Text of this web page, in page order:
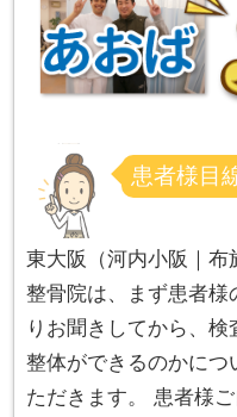
患者様目
東大阪（河内小阪｜布
整骨院は、まず患者様
りお聞きしてから、
整体ができるのかにつ
ただきます。 患者様